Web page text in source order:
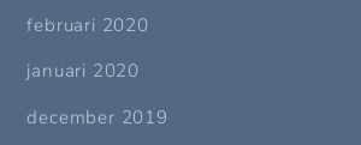
februari 2020
januari 2020
december 2019